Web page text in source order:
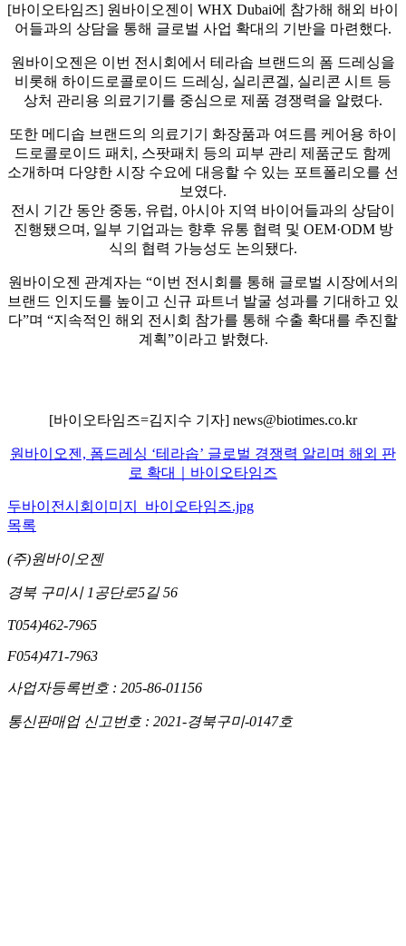
[바이오타임즈] 원바이오젠이 WHX Dubai에 참가해 해외 바이
어들과의 상담을 통해 글로벌 사업 확대의 기반을 마련했다.
원바이오젠은 이번 전시회에서 테라솝 브랜드의 폼 드레싱을
비롯해 하이드로콜로이드 드레싱, 실리콘겔, 실리콘 시트 등
상처 관리용 의료기기를 중심으로 제품 경쟁력을 알렸다.
또한 메디솝 브랜드의 의료기기 화장품과 여드름 케어용 하이
드로콜로이드 패치, 스팟패치 등의 피부 관리 제품군도 함께
소개하며 다양한 시장 수요에 대응할 수 있는 포트폴리오를 선
보였다.
전시 기간 동안 중동, 유럽, 아시아 지역 바이어들과의 상담이
진행됐으며, 일부 기업과는 향후 유통 협력 및 OEM·ODM 방
식의 협력 가능성도 논의됐다.
원바이오젠 관계자는 “이번 전시회를 통해 글로벌 시장에서의
브랜드 인지도를 높이고 신규 파트너 발굴 성과를 기대하고 있
다”며 “지속적인 해외 전시회 참가를 통해 수출 확대를 추진할
계획”이라고 밝혔다.
[바이오타임즈=김지수 기자] news@biotimes.co.kr
원바이오젠, 폼드레싱 ‘테라솝’ 글로벌 경쟁력 알리며 해외 판
로 확대｜바이오타임즈
두바이전시회이미지_바이오타임즈.jpg
목록
(주)원바이오젠
경북 구미시 1공단로5길 56
T054)462-7965
F054)471-7963
사업자등록번호 : 205-86-01156
통신판매업 신고번호 : 2021-경북구미-0147호